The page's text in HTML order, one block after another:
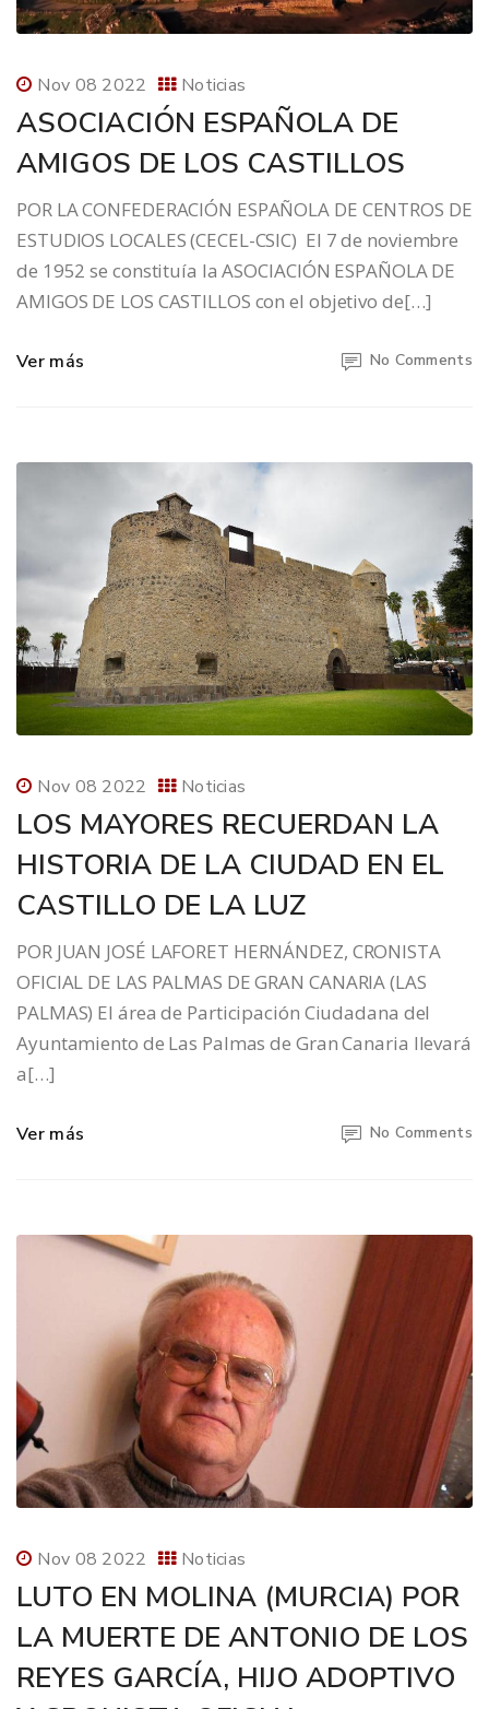
Nov 08 2022 Noticias
ASOCIACIÓN ESPAÑOLA DE
AMIGOS DE LOS CASTILLOS
POR LA CONFEDERACIÓN ESPAÑOLA DE CENTROS DE
ESTUDIOS LOCALES (CECEL-CSIC) El 7 de noviembre
de 1952 se constituía la ASOCIACIÓN ESPAÑOLA DE
AMIGOS DE LOS CASTILLOS con el objetivo de[…]
Ver más No Comments
Nov 08 2022 Noticias
LOS MAYORES RECUERDAN LA
HISTORIA DE LA CIUDAD EN EL
CASTILLO DE LA LUZ
POR JUAN JOSÉ LAFORET HERNÁNDEZ, CRONISTA
OFICIAL DE LAS PALMAS DE GRAN CANARIA (LAS
PALMAS) El área de Participación Ciudadana del
Ayuntamiento de Las Palmas de Gran Canaria llevará
a[…]
Ver más No Comments
Nov 08 2022 Noticias
LUTO EN MOLINA (MURCIA) POR
LA MUERTE DE ANTONIO DE LOS
REYES GARCÍA, HIJO ADOPTIVO